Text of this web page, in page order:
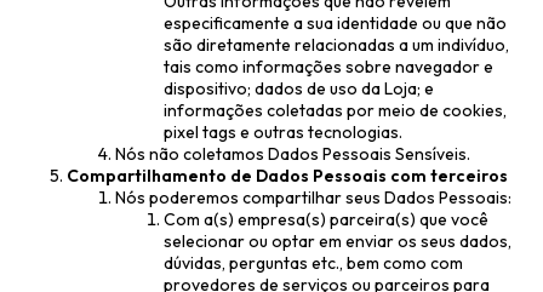
especificamente a sua identidade ou que não
são diretamente relacionadas a um indivíduo,
tais como informações sobre navegador e
dispositivo; dados de uso da Loja; e
informações coletadas por meio de cookies,
pixel tags e outras tecnologias.
Nós não coletamos Dados Pessoais Sensíveis.
Compartilhamento de Dados Pessoais com terceiros
Nós poderemos compartilhar seus Dados Pessoais:
Com a(s) empresa(s) parceira(s) que você
selecionar ou optar em enviar os seus dados,
dúvidas, perguntas etc., bem como com
provedores de serviços ou parceiros para